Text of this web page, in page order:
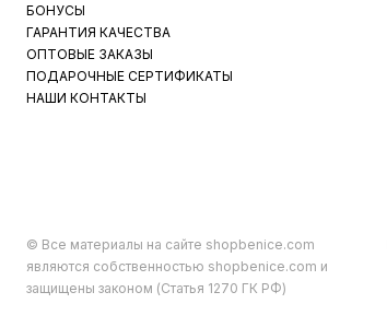
БОНУСЫ
ГАРАНТИЯ КАЧЕСТВА
ОПТОВЫЕ ЗАКАЗЫ
ПОДАРОЧНЫЕ СЕРТИФИКАТЫ
НАШИ КОНТАКТЫ
© Все материалы на сайте shopbenice.com
являются собственностью shopbenice.com и
защищены законом (Статья 1270 ГК РФ)